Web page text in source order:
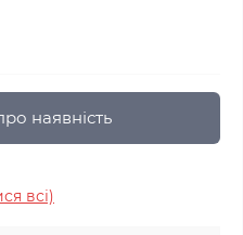
наявність
всі)